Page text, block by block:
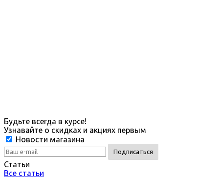
Будьте всегда в курсе!
Узнавайте о скидках и акциях первым
Новости магазина
Статьи
Все статьи